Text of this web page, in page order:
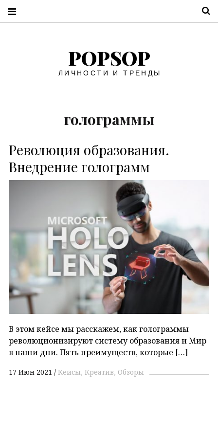
POPSOP
ЛИЧНОСТИ И ТРЕНДЫ
голограммы
Революция образования.
Внедрение голограмм
В этом кейсе мы расскажем, как голограммы
революционизируют систему образования и Мир
в наши дни. Пять преимуществ, которые […]
17 Июн 2021 Кейсы Креатив Обзоры